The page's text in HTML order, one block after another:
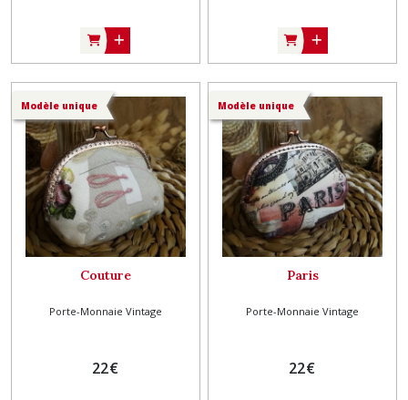
Modèle unique
Couture
Porte-Monnaie Vintage
22€
Modèle unique
Paris
Porte-Monnaie Vintage
22€